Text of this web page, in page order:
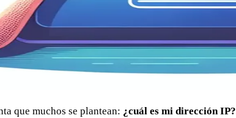
que muchos se plantean: ¿cuál es mi dirección IP?